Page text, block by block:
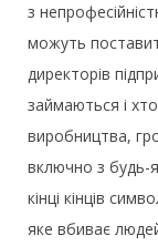
з
можуть
директорів
займаються і
виробництва,
включно з будь-
кінці кінців
яке вбиває